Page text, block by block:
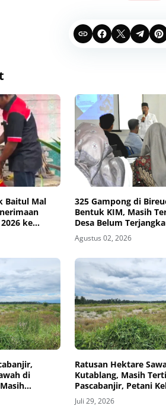
Baitul Mal
ke
325 Gampong di
Bentuk KIM, Masih
Desa Belum
Agustus 02, 2026
di
Ratusan Hektare
Kutablang, Masih
Pascabanjir, Petani
Mata Pencaharian
Juli 29, 2026